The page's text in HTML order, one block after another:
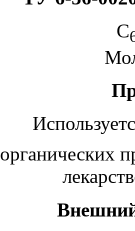
C
органических